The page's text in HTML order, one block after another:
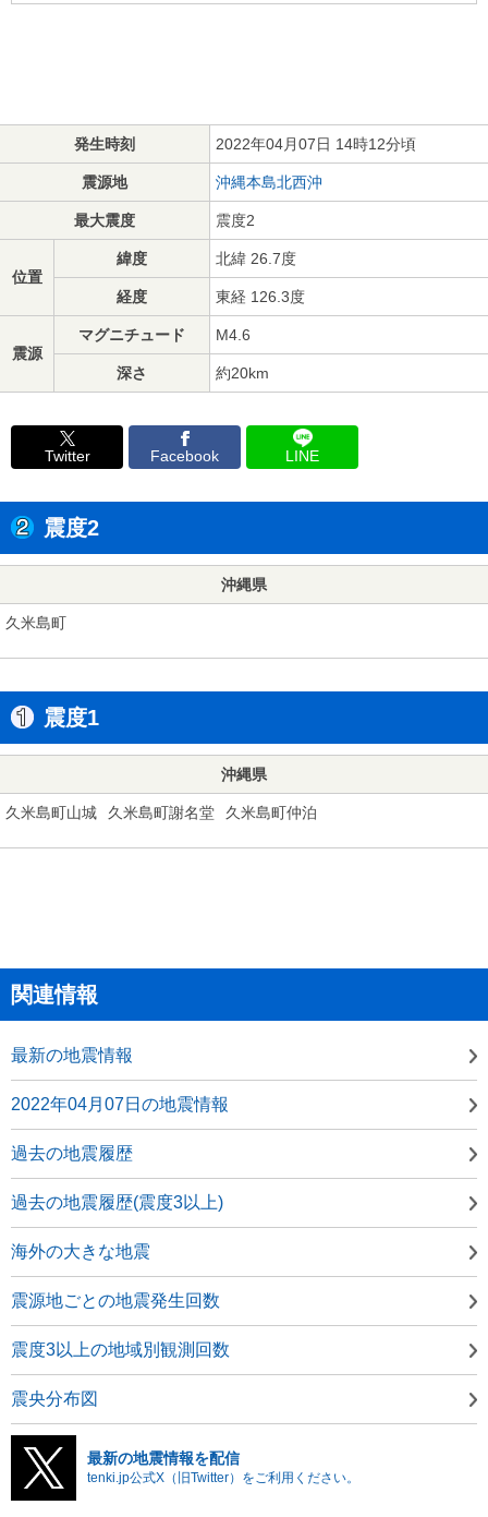
発生時刻 2022年04月07日 14時12分頃
震源地 沖縄本島北西沖
最大震度 震度2
位置
緯度 北緯 26.7度
経度 東経 126.3度
震源
マグニチュード M4.6
深さ 約20km
Twitter Facebook LINE
震度2
沖縄県
久米島町
震度1
沖縄県
久米島町山城 久米島町謝名堂 久米島町仲泊
関連情報
最新の地震情報
2022年04月07日の地震情報
過去の地震履歴
過去の地震履歴(震度3以上)
海外の大きな地震
震源地ごとの地震発生回数
震度3以上の地域別観測回数
震央分布図
最新の地震情報を配信
tenki.jp公式X（旧Twitter）をご利用ください。